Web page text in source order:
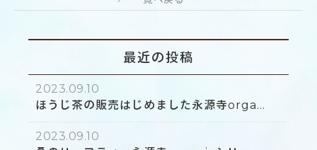
最近の投稿
2023.09.10
ほうじ茶の販売はじめました永源寺orga...
2023.09.10